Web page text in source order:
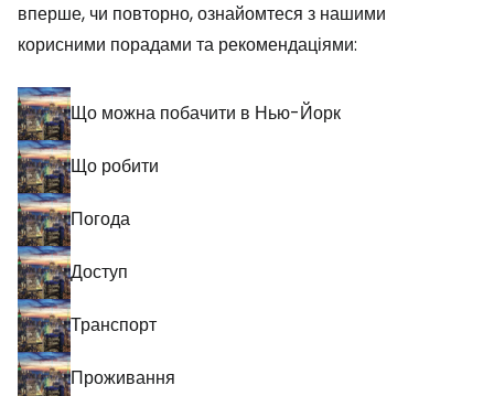
вперше, чи повторно, ознайомтеся з нашими
корисними порадами та рекомендаціями:
Що можна побачити в Нью-Йорк
Що робити
Погода
Доступ
Транспорт
Проживання